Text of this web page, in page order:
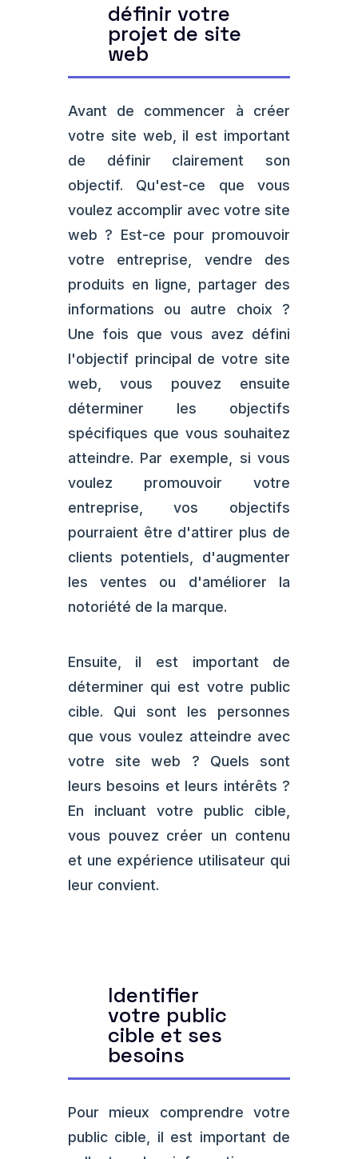
définir votre
projet de site
web
Avant de commencer à créer
votre site web, il est important
de définir clairement son
objectif. Qu'est-ce que vous
voulez accomplir avec votre site
web ? Est-ce pour promouvoir
votre entreprise, vendre des
produits en ligne, partager des
informations ou autre choix ?
Une fois que vous avez défini
l'objectif principal de votre site
web, vous pouvez ensuite
déterminer les objectifs
spécifiques que vous souhaitez
atteindre. Par exemple, si vous
voulez promouvoir votre
entreprise, vos objectifs
pourraient être d'attirer plus de
clients potentiels, d'augmenter
les ventes ou d'améliorer la
notoriété de la marque.
Ensuite, il est important de
déterminer qui est votre public
cible. Qui sont les personnes
que vous voulez atteindre avec
votre site web ? Quels sont
leurs besoins et leurs intérêts ?
En incluant votre public cible,
vous pouvez créer un contenu
et une expérience utilisateur qui
leur convient.
Identifier
votre public
cible et ses
besoins
Pour mieux comprendre votre
public cible, il est important de